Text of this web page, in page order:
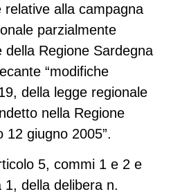
alla campagna
parzialmente
della Regione Sardegna
“modifiche
della legge regionale
nella Regione
12 giugno 2005”.
5, commi 1 e 2 e
1, della delibera n.